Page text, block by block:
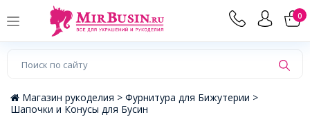
0
Магазин рукоделия > Фурнитура для Бижутерии >
Шапочки и Конусы для Бусин